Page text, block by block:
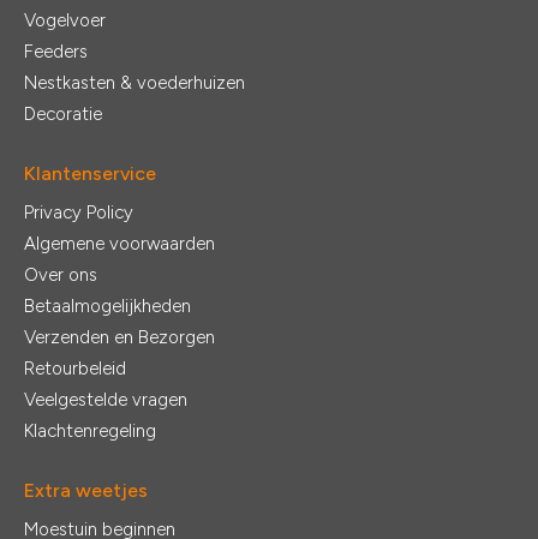
Vogelvoer
Feeders
Nestkasten & voederhuizen
Decoratie
Klantenservice
Privacy Policy
Algemene voorwaarden
Over ons
Betaalmogelijkheden
Verzenden en Bezorgen
Retourbeleid
Veelgestelde vragen
Klachtenregeling
Extra weetjes
Moestuin beginnen